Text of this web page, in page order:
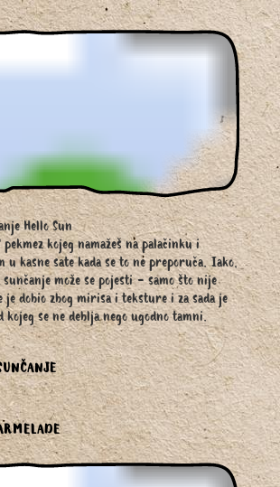
Hello Sun
kojeg namažeš na palačinku i
u kasne sate kada se to ne preporuča. Iako,
sunčanje može se pojesti - samo što nije
je dobio zbog mirisa i teksture i za sada je
kojeg se ne deblja nego ugodno tamni.